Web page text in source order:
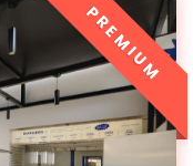
PREMIUM